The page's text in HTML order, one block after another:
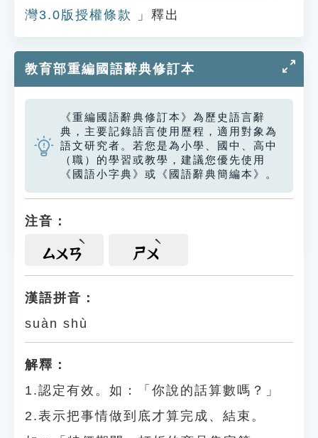
灣3.0版授權條款
」釋出
教育部重編國語辭典修訂本
《重編國語辭典修訂本》為歷史語言辭
典，主要記錄語言使用歷程，適用對象為
語文研究者。若您是為小學、國中、高中
（職）的學習或教學，建議您優先使用
《國語小字典》或《國語辭典簡編本》。
注音：
ㄙㄨㄢ ㄕㄨ
漢語拼音：
suàn shù
解釋：
1.認定有效。如：「你說的話算數嗎？」
2.表示把事情做到底才算完成、結束。